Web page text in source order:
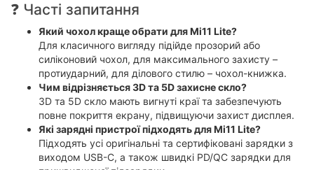
❓ Часті запитання
Який чохол краще обрати для Mi11 Lite?
Для класичного вигляду підійде прозорий або
силіконовий чохол, для максимального захисту –
протиударний, для ділового стилю – чохол-книжка.
Чим відрізняється 3D та 5D захисне скло?
3D та 5D скло мають вигнуті краї та забезпечують
повне покриття екрану, підвищуючи захист дисплея.
Які зарядні пристрої підходять для Mi11 Lite?
Підходять усі оригінальні та сертифіковані зарядки з
виходом USB-C, а також швидкі PD/QC зарядки для